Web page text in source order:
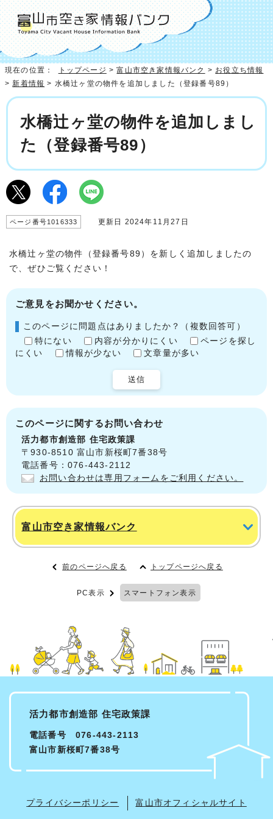
現在の位置： トップページ >富山市空き家情報バンク > お役立ち情報
>新着情報 > 水橋辻ヶ堂の物件を追加しました（登録番号89）
水橋辻ヶ堂の物件を追加しまし
た（登録番号89）
ページ番号1016333 更新日 2024年11月27日
水橋辻ヶ堂の物件（登録番号89）を新しく追加しましたの
で、ぜひご覧ください！
ご意見をお聞かせください。
このページに問題点はありましたか？（複数回答可）
特にない
内容が分かりにくい
ページを探し
にくい
情報が少ない 文章量が多い
送信
このページに関するお問い合わせ
活力都市創造部 住宅政策課
〒930-8510 富山市新桜町7番38号
電話番号：076-443-2112
お問い合わせは専用フォームをご利用ください。
富山市空き家情報バンク
前のページへ戻る トップページへ戻る
PC表示 スマートフォン表示
活力都市創造部 住宅政策課
電話番号 076-443-2113
富山市新桜町7番38号
プライバシーポリシー 富山市オフィシャルサイト